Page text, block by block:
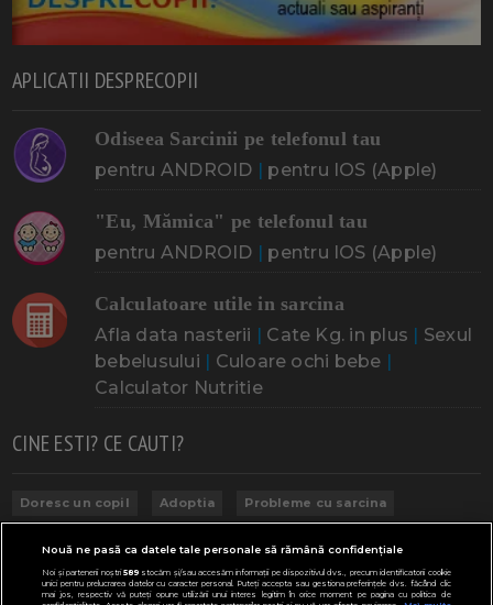
APLICATII DESPRECOPII
Odiseea Sarcinii pe telefonul tau
pentru ANDROID | pentru IOS (Apple)
"Eu, Mămica" pe telefonul tau
pentru ANDROID | pentru IOS (Apple)
Calculatoare utile in sarcina
Afla data nasterii | Cate Kg. in plus | Sexul
bebelusului | Culoare ochi bebe |
Calculator Nutritie
CINE ESTI? CE CAUTI?
Doresc un copil Adoptia Probleme cu sarcina
Bebe febra Caut bona Cresa, Gradinta
Nouă ne pasă ca datele tale personale să rămână confidențiale
Noi și partenerii noștri589stocăm și/sau accesăm informații pe dispozitivul dvs., precum identificatorii cookie
unici pentru prelucrarea datelor cu caracter personal. Puteți accepta sau gestiona preferințele dvs. făcând clic
mai jos, respectiv vă puteți opune utilizării unui interes legitim în orice moment pe pagina cu politica de